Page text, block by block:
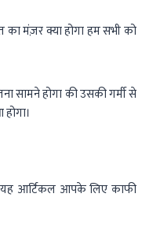
मंज़र क्या होगा हम सभी को
सामने होगा की उसकी गर्मी से
यह आर्टिकल आपके लिए काफी